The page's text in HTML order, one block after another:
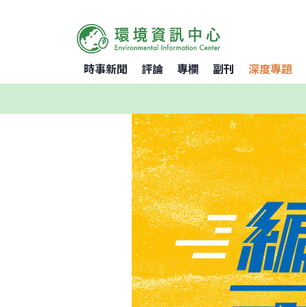
時事新聞 評論 專欄 副刊 深度專題